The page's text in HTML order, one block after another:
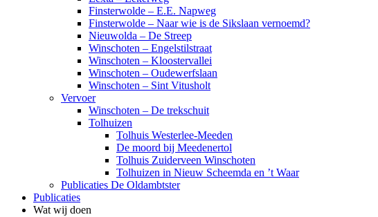
Finsterwolde – E.E. Napweg
Finsterwolde – Naar wie is de Sikslaan vernoemd?
Nieuwolda – De Streep
Winschoten – Engelstilstraat
Winschoten – Kloostervallei
Winschoten – Oudewerfslaan
Winschoten – Sint Vitusholt
Vervoer
Winschoten – De trekschuit
Tolhuizen
Tolhuis Westerlee-Meeden
De moord bij Meedenertol
Tolhuis Zuiderveen Winschoten
Tolhuizen in Nieuw Scheemda en ’t Waar
Publicaties De Oldambtster
Publicaties
Wat wij doen